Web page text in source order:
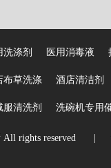
洗涤剂 医用消毒液
布草洗涤 酒店清洁剂
服清洗剂 洗碗机专用
rights reserved